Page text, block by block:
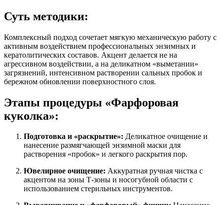
Суть методики:
Комплексный подход сочетает мягкую механическую работу с
активным воздействием профессиональных энзимных и
кератолитических составов. Акцент делается не на
агрессивном воздействии, а на деликатном «выметании»
загрязнений, интенсивном растворении сальных пробок и
бережном обновлении поверхностного слоя.
Этапы процедуры «Фарфоровая
куколка»:
Подготовка и «раскрытие»: Деликатное очищение и
нанесение размягчающей энзимной маски для
растворения «пробок» и легкого раскрытия пор.
Ювелирное очищение: Аккуратная ручная чистка с
акцентом на зоны Т-зоны и носогубной области с
использованием стерильных инструментов.